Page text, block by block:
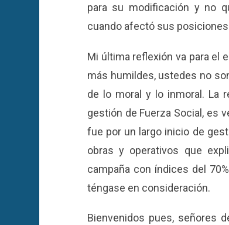
para su modificación y no
cuando afectó sus
Mi última reflexión va para el
más humildes, ustedes no
de lo moral y lo inmoral. La
gestión de Fuerza Social, es
fue por un largo inicio de
obras y operativos que
campaña con índices del
téngase en consideración.
Bienvenidos pues, señores